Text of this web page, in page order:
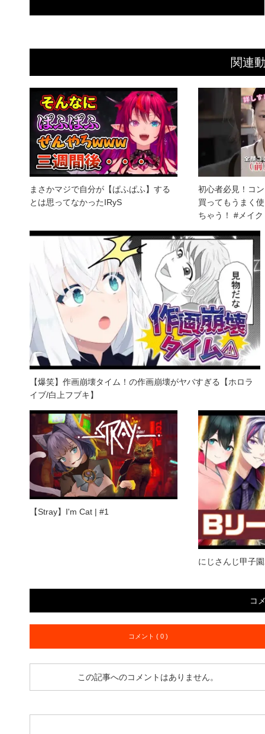
関連
まさかマジで自分が【ぱふぱふ】する
とは思ってなかったIRyS
初心者必見！コ
買ってもうまく
ちゃう！ #メイ
【爆笑】作画崩壊タイム！の作画崩壊がヤバすぎる【ホロラ
イブ/白上フブキ】
【Stray】I'm Cat | #1
にじさんじ甲子
コ
コメント ( 0 )
この記事へのコメントはありません。